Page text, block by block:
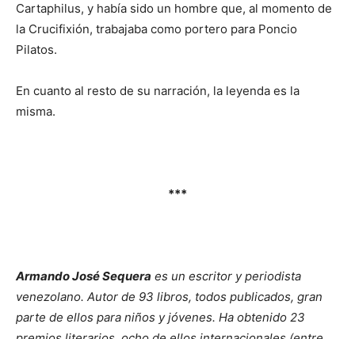
Cartaphilus, y había sido un hombre que, al momento de
la Crucifixión, trabajaba como portero para Poncio
Pilatos.
En cuanto al resto de su narración, la leyenda es la
misma.
***
Armando José Sequera es un escritor y periodista
venezolano. Autor de 93 libros, todos publicados, gran
parte de ellos para niños y jóvenes. Ha obtenido 23